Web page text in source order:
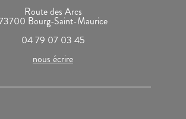
Route des Arcs
Bourg-Saint-Maurice
04 79 07 03 45
nous écrire